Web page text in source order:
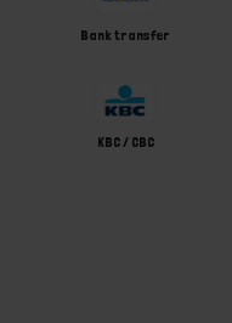
Bank transfer
KBC / CBC